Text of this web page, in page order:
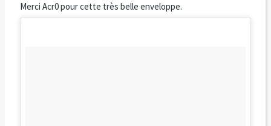
Merci Acr0 pour cette très belle enveloppe.